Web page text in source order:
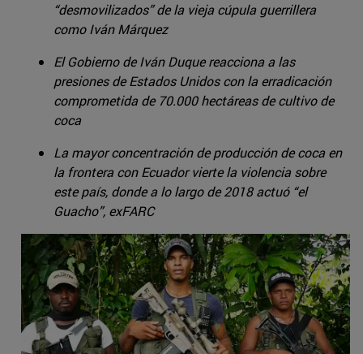
“desmovilizados” de la vieja cúpula guerrillera
como Iván Márquez
El Gobierno de Iván Duque reacciona a las
presiones de Estados Unidos con la erradicación
comprometida de 70.000 hectáreas de cultivo de
coca
La mayor concentración de producción de coca en
la frontera con Ecuador vierte la violencia sobre
este país, donde a lo largo de 2018 actuó “el
Guacho”, exFARC